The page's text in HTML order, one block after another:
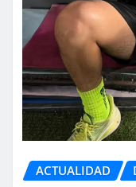
ACTUALIDAD